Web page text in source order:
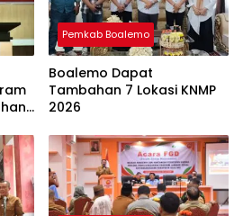
Pemkab Boalemo
Boalemo Dapat
Tambahan 7 Lokasi KNMP
2026